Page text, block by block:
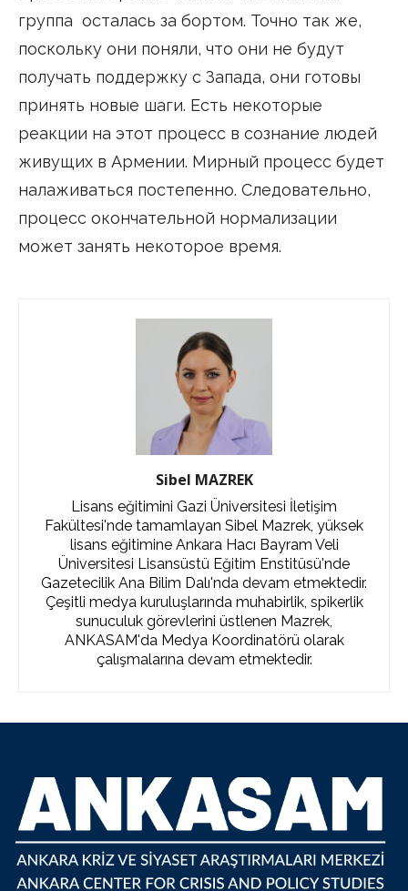
группа осталась за бортом. Точно так же,
поскольку они поняли, что они не будут
получать поддержку с Запада, они готовы
принять новые шаги. Есть некоторые
реакции на этот процесс в сознание людей
живущих в Армении. Мирный процесс будет
налаживаться постепенно. Следовательно,
процесс окончательной нормализации
может занять некоторое время.
Sibel MAZREK
Lisans eğitimini Gazi Üniversitesi İletişim
Fakültesi'nde tamamlayan Sibel Mazrek, yüksek
lisans eğitimine Ankara Hacı Bayram Veli
Üniversitesi Lisansüstü Eğitim Enstitüsü'nde
Gazetecilik Ana Bilim Dalı'nda devam etmektedir.
Çeşitli medya kuruluşlarında muhabirlik, spikerlik
sunuculuk görevlerini üstlenen Mazrek,
ANKASAM'da Medya Koordinatörü olarak
çalışmalarına devam etmektedir.